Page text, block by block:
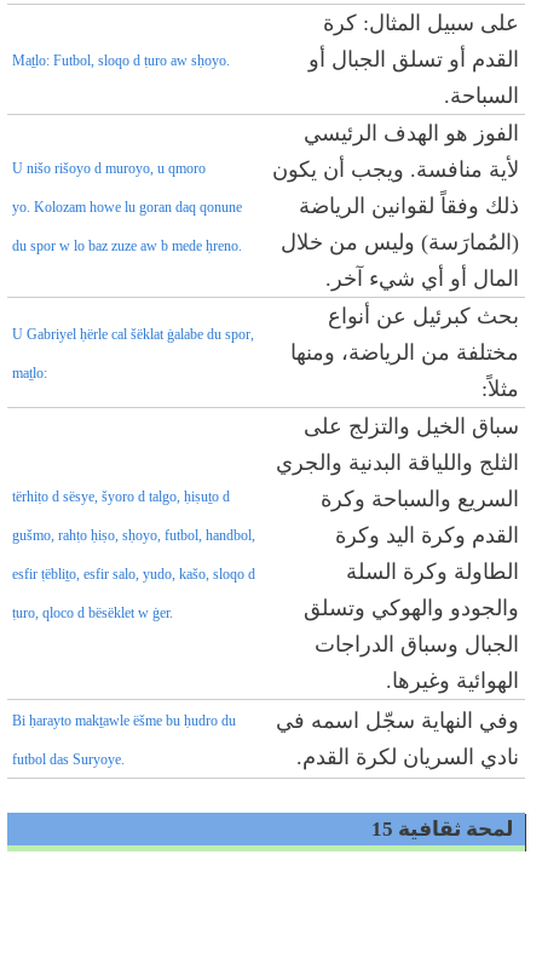
على سبيل المثال: كرة
القدم أو تسلق الجبال أو
السباحة.
Maṯlo: Futbol, sloqo d ṭuro aw sḥoyo.
الفوز هو الهدف الرئيسي
لأية منافسة. ويجب أن يكون
ذلك وفقاً لقوانين الرياضة
(المُمارَسة) وليس من خلال
المال أو أي شيء آخر.
U nišo rišoyo d muroyo, u qmoro
yo. Kolozam howe lu goran daq qonune
du spor w lo baz zuze aw b mede ḥreno.
بحث كبرئيل عن أنواع
مختلفة من الرياضة، ومنها
مثلاً:
U Gabriyel ḥërle cal šëklat ġalabe du spor,
maṯlo:
سباق الخيل والتزلج على
الثلج واللياقة البدنية والجري
السريع والسباحة وكرة
القدم وكرة اليد وكرة
الطاولة وكرة السلة
والجودو والهوكي وتسلق
الجبال وسباق الدراجات
الهوائية وغيرها.
tërhiṭo d sësye, šyoro d talgo, ḥiṣuṯo d
gušmo, rahṭo ḥiṣo, sḥoyo, futbol, handbol,
esfir ṭëbliṯo, esfir salo, yudo, kašo, sloqo d
ṭuro, qloco d bësëklet w ġer.
وفي النهاية سجّل اسمه في
نادي السريان لكرة القدم.
Bi ḥarayto makṯawle ëšme bu ḥudro du
futbol das Suryoye.
لمحة ثقافية 15